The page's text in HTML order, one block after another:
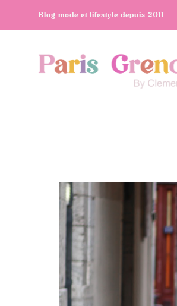
Blog mode et lifestyle depuis 2011